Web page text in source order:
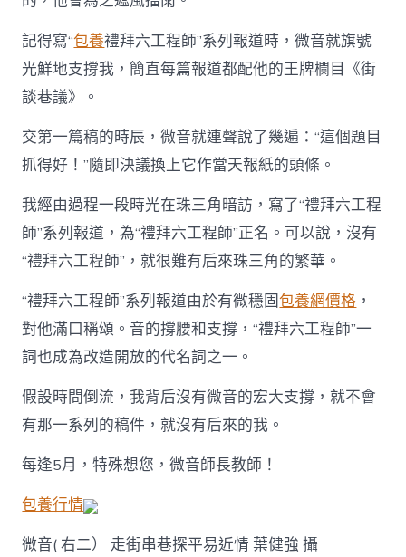
記得寫“包養禮拜六工程師”系列報道時，微音就旗號
光鮮地支撐我，簡直每篇報道都配他的王牌欄目《街
談巷議》。
交第一篇稿的時辰，微音就連聲說了幾遍：“這個題目
抓得好！”隨即決議換上它作當天報紙的頭條。
我經由過程一段時光在珠三角暗訪，寫了“禮拜六工程
師”系列報道，為“禮拜六工程師”正名。可以說，沒有
“禮拜六工程師”，就很難有后來珠三角的繁華。
“禮拜六工程師”系列報道由於有微穩固包養網價格 ，
對他滿口稱頌。音的撐腰和支撐，“禮拜六工程師”一
詞也成為改造開放的代名詞之一。
假設時間倒流，我背后沒有微音的宏大支撐，就不會
有那一系列的稿件，就沒有后來的我。
每逢5月，特殊想您，微音師長教師！
包養行情
微音( 右二） 走街串巷探平易近情 葉健強 攝